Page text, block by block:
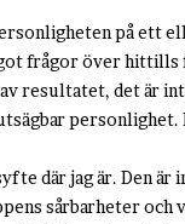
på ett
frågor över
resultatet, det är
personlighet.
där jag är. Den
sårbarheter och